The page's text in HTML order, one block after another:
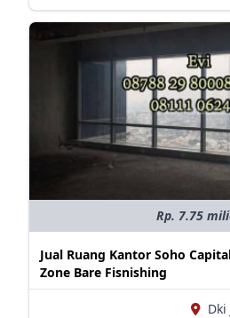
Rp. 7.75
Jual Ruang Kantor Soho
Zone Bare Fisnishing
Dki